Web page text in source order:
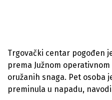
Trgovački centar pogođen
prema Južnom
oružanih snaga. Pet osoba
preminula u napadu,